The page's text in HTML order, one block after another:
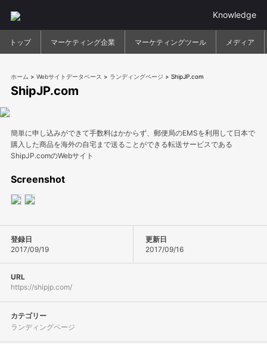
Knowledge
トップ マーケティング企業 マーケティングツール メディア
ホーム > Webサイトデータベース > ランディングページ > ShipJP.com
ShipJP.com
簡単に申し込みができて手数料はかからず、郵便局のEMSを利用して日本で
購入した商品を海外の自宅まで送ることができる転送サービスである
ShipJP.comのWebサイト
Screenshot
登録日
2017/09/19
更新日
2017/09/16
URL
https://shipjp.com/
カテゴリー
ランディングページ